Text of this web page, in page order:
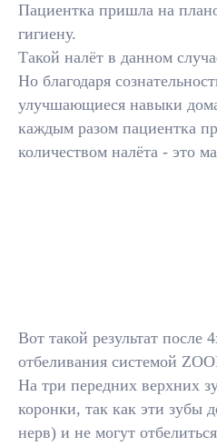
Пациентка пришла на
гигиену.
Такой налёт в данном
Но благодаря
улучшающиеся навыки
каждым разом пациентка
количеством налёта - это
Вот такой результат после
отбеливания системой
На три передних верхних
коронки, так как эти зубы
нерв) и не могут